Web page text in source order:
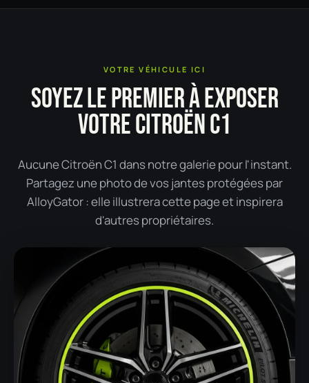
VOTRE VÉHICULE ICI
SOYEZ LE PREMIER À EXPOSER
VOTRE CITROËN C1
Aucune Citroën C1 dans notre galerie pour l'instant.
Partagez une photo de vos jantes protégées par
AlloyGator : elle illustrera cette page et inspirera
d'autres propriétaires.